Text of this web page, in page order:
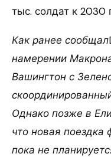
тыс. солдат к 2030
Как ранее сообщал
намерении
Вашингтон с
Однако позже в
что новая
пока не